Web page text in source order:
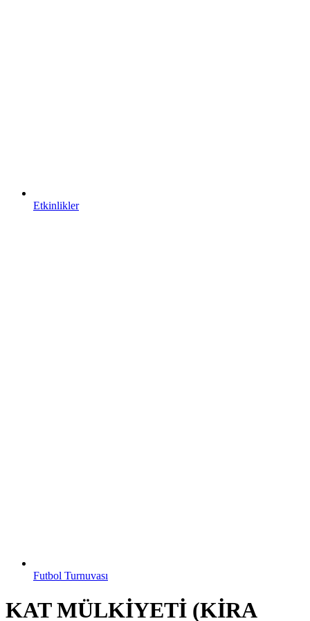
Etkinlikler
Futbol Turnuvası
KAT MÜLKİYETİ (KİRA